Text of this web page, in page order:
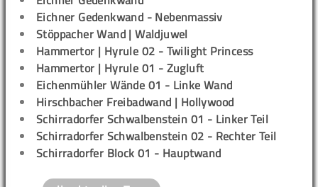
Eichner Gedenkwand - Nebenmassiv
Stöppacher Wand | Waldjuwel
Hammertor | Hyrule 02 - Twilight Princess
Hammertor | Hyrule 01 - Zugluft
Eichenmühler Wände 01 - Linke Wand
Hirschbacher Freibadwand | Hollywood
Schirradorfer Schwalbenstein 01 - Linker Teil
Schirradorfer Schwalbenstein 02 - Rechter Teil
Schirradorfer Block 01 - Hauptwand